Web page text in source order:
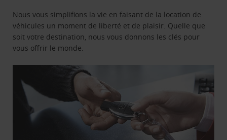
Nous vous simplifions la vie en faisant de la location de
véhicules un moment de liberté et de plaisir. Quelle que
soit votre destination, nous vous donnons les clés pour
vous offrir le monde.